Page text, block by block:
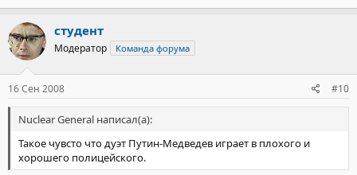
студент
Модератор Команда форума
16 Сен 2008 #10
Nuclear General написал(а):
Такое чувсто что дуэт Путин-Медведев играет в плохого и
хорошего полицейского.